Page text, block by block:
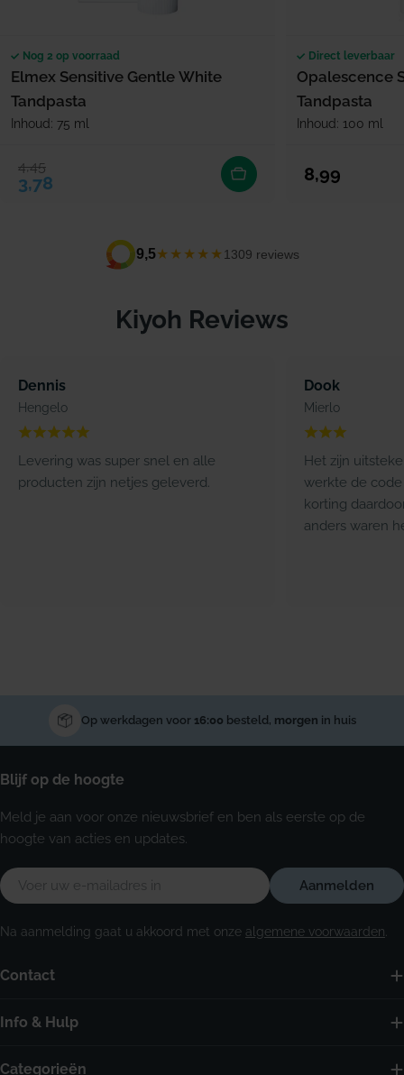
Nog 2 op voorraad
Elmex Sensitive Gentle White
Tandpasta
Inhoud: 75 ml
Verkoopprijs
3,78
Normale prijs
4,45
Direct leverbaar
Opalescence
Tandpasta
Inhoud: 100 ml
Normale prijs
8,99
9,5★★★★★ 1309 reviews
Kiyoh Reviews
Dennis
Hengelo
Levering was super snel en alle
producten zijn netjes geleverd.
Dook
Mierlo
Het zijn
werkte de code
korting
anders waren
Op werkdagen voor 16:00 besteld, morgen in huis
Contact
Info & Hulp
Categorieën
Blijf op de hoogte
Meld je aan voor onze nieuwsbrief en ben als eerste op de
hoogte van acties en updates.
E-
mail
Aanmelden
Na aanmelding gaat u akkoord met onze algemene voorwaarden